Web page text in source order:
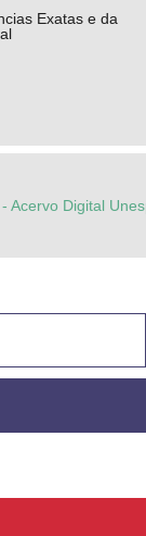
Exatas e da
Acervo Digital